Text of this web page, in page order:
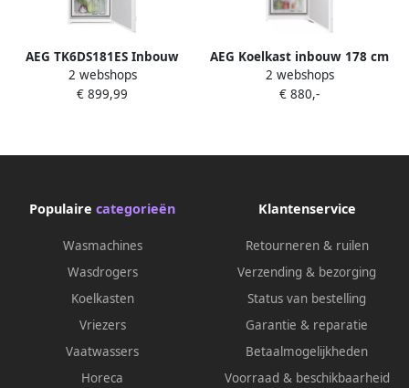
AEG TK6DS181ES Inbouw
koel-vriescombinatie
2 webshops
€ 899,99
AEG Koelkast inbouw 178 cm
TK6DS181DC
2 webshops
€ 880,-
Populaire categorieën
Wasmachines
Wasdrogers
Koelkasten
Vriezers
Vaatwassers
Horeca
Klantenservice
Retourneren & ruilen
Verzending & bezorging
Status van bestelling
Garantie & reparatie
Betaalmogelijkheden
Voorraad & beschikbaarheid